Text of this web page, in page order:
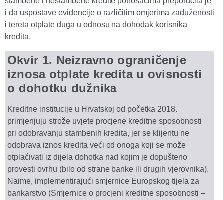
i da uspostave evidencije o različitim omjerima zaduženosti
i tereta otplate duga u odnosu na dohodak korisnika
kredita.
Okvir 1. Neizravno ograničenje
iznosa otplate kredita u ovisnosti
o dohotku dužnika
Kreditne institucije u Hrvatskoj od početka 2018.
primjenjuju strože uvjete procjene kreditne sposobnosti
pri odobravanju stambenih kredita, jer se klijentu ne
odobrava iznos kredita veći od onoga koji se može
otplaćivati iz dijela dohotka nad kojim je dopušteno
provesti ovrhu (bilo od strane banke ili drugih vjerovnika).
Naime, implementirajući smjernice Europskog tijela za
bankarstvo (Smjernice o procjeni kreditne sposobnosti –